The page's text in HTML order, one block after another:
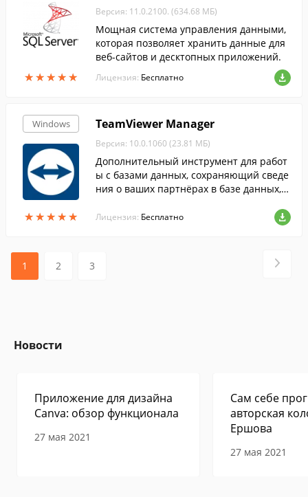
★★★★★
★★★★★
Версия: 11.0.2100. (634.68 МБ)
Мощная система управления данными,
которая позволяет хранить данные для
веб-сайтов и десктопных приложений.
Лицензия: Бесплатно
Windows
★★★★★
★★★★★
TeamViewer Manager
Версия: 10.0.1060 (23.81 МБ)
Дополнительный инструмент для работ
ы с базами данных, сохраняющий сведе
ния о ваших партнёрах в базе данных, к
через сеть с другими специалистами по
Лицензия: Бесплатно
1 2 3
Новости
Приложение для дизайна
Canva: обзор функционала
27 мая 2021
Сам себе
авторская
Ершова
27 мая 2021